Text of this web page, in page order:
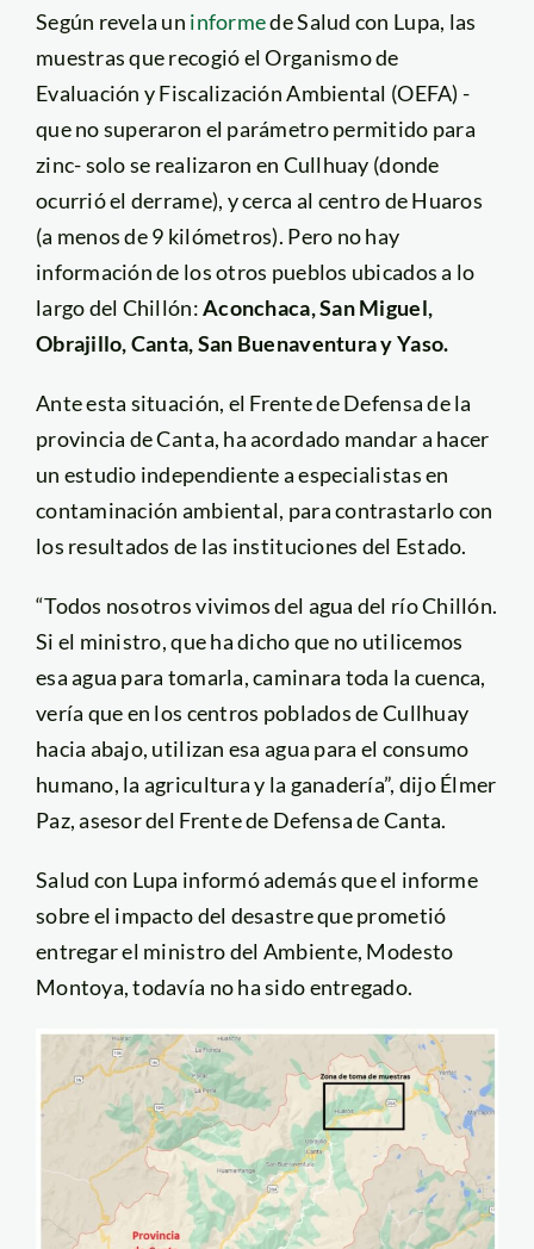
Según revela un informede Salud con Lupa, las
muestras que recogió el Organismo de
Evaluación y Fiscalización Ambiental (OEFA) -
que no superaron el parámetro permitido para
zinc- solo se realizaron en Cullhuay (donde
ocurrió el derrame), y cerca al centro de Huaros
(a menos de 9 kilómetros). Pero no hay
información de los otros pueblos ubicados a lo
largo del Chillón:Aconchaca, San Miguel,
Obrajillo, Canta, San Buenaventura y Yaso.
Ante esta situación, el Frente de Defensa de la
provincia de Canta, ha acordado mandar a hacer
un estudio independiente a especialistas en
contaminación ambiental, para contrastarlo con
los resultados de las instituciones del Estado.
“Todos nosotros vivimos del agua del río Chillón.
Si el ministro, que ha dicho que no utilicemos
esa agua para tomarla, caminara toda la cuenca,
vería que en los centros poblados de Cullhuay
hacia abajo, utilizan esa agua para el consumo
humano, la agricultura y la ganadería”, dijo Élmer
Paz, asesor del Frente de Defensa de Canta.
Salud con Lupa informó además que el informe
sobre el impacto del desastre que prometió
entregar el ministro del Ambiente, Modesto
Montoya, todavía no ha sido entregado.